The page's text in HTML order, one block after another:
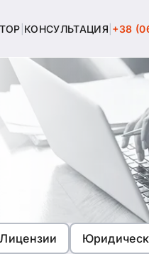
КОНСУЛЬТАЦИЯ +38
Лицензии